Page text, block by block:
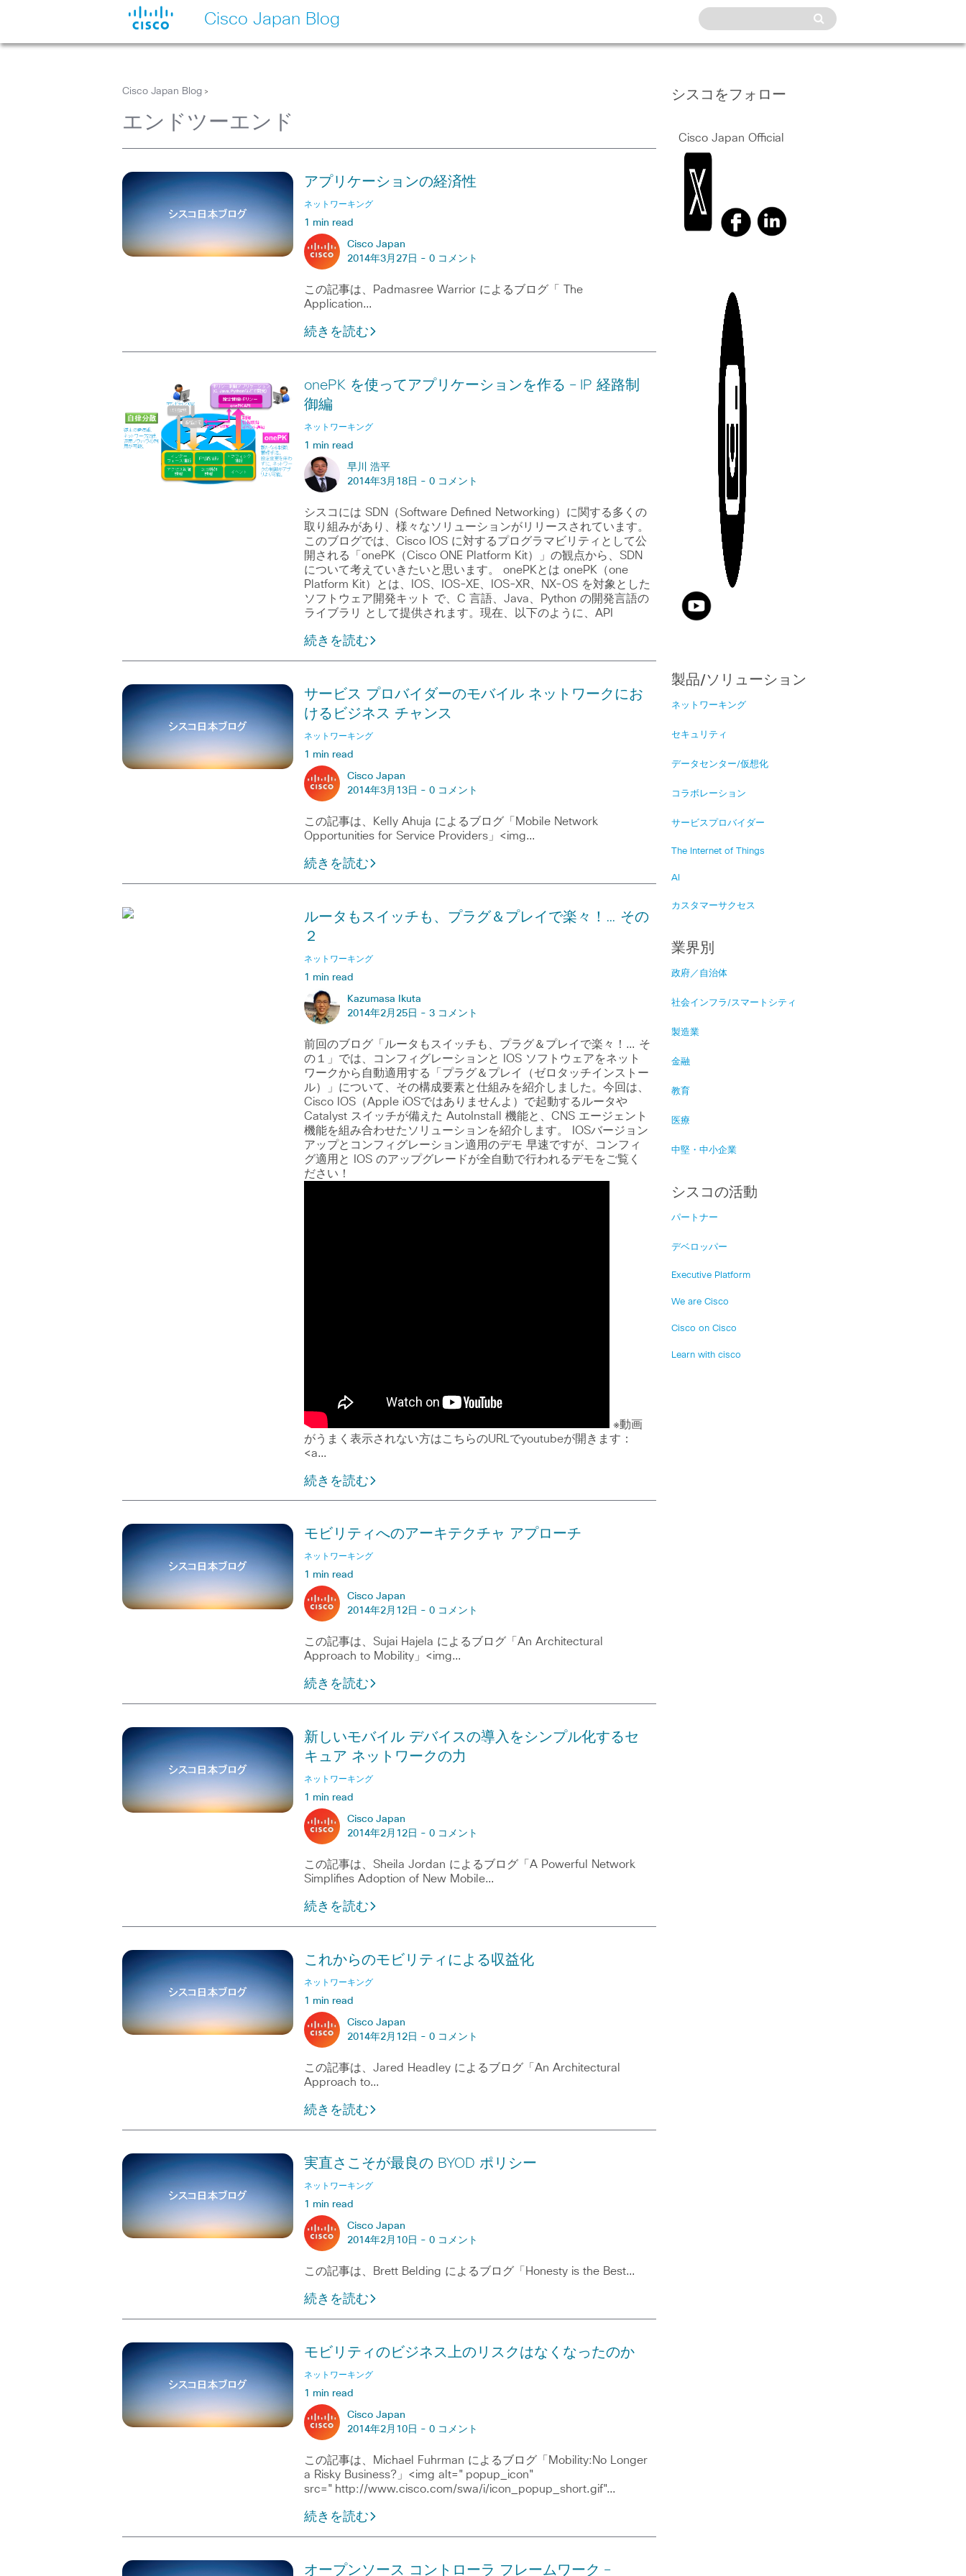
Cisco Japan Blog
Cisco Japan Blog >
エンドツーエンド
アプリケーションの経済性
ネットワーキング
1 min read
Cisco Japan
2014年3月27日 - 0 コメント
この記事は、Padmasree Warrior によるブログ「 The
Application…
続きを読む
onePK を使ってアプリケーションを作る – IP 経路制
御編
ネットワーキング
1 min read
早川 浩平
2014年3月18日 - 0 コメント
シスコには SDN（Software Defined Networking）に関する多くの
取り組みがあり、様々なソリューションがリリースされています。
このブログでは、Cisco IOS に対するプログラマビリティとして公
開される「onePK（Cisco ONE Platform Kit）」の観点から、SDN
について考えていきたいと思います。 onePKとは onePK（one
Platform Kit）とは、IOS、IOS-XE、IOS-XR、NX-OS を対象とした
ソフトウェア開発キット で、C 言語、Java、Python の開発言語の
ライブラリ として提供されます。現在、以下のように、API
続きを読む
サービス プロバイダーのモバイル ネットワークにお
けるビジネス チャンス
ネットワーキング
1 min read
Cisco Japan
2014年3月13日 - 0 コメント
この記事は、Kelly Ahuja によるブログ「Mobile Network
Opportunities for Service Providers」<img…
続きを読む
ルータもスイッチも、プラグ＆プレイで楽々！… その
２
ネットワーキング
1 min read
Kazumasa Ikuta
2014年2月25日 - 3 コメント
前回のブログ「ルータもスイッチも、プラグ＆プレイで楽々！… そ
の１」では、コンフィグレーションと IOS ソフトウェアをネット
ワークから自動適用する「プラグ＆プレイ（ゼロタッチインストー
ル）」について、その構成要素と仕組みを紹介しました。今回は、
Cisco IOS（Apple iOSではありませんよ）で起動するルータや
Catalyst スイッチが備えた AutoInstall 機能と、CNS エージェント
機能を組み合わせたソリューションを紹介します。 IOSバージョン
アップとコンフィグレーション適用のデモ 早速ですが、コンフィ
グ適用と IOS のアップグレードが全自動で行われるデモをご覧く
ださい！
※動画
がうまく表示されない方はこちらのURLでyoutubeが開きます：
<a…
続きを読む
モビリティへのアーキテクチャ アプローチ
ネットワーキング
1 min read
Cisco Japan
2014年2月12日 - 0 コメント
この記事は、Sujai Hajela によるブログ「An Architectural
Approach to Mobility」<img…
続きを読む
新しいモバイル デバイスの導入をシンプル化するセ
キュア ネットワークの力
ネットワーキング
1 min read
Cisco Japan
2014年2月12日 - 0 コメント
この記事は、Sheila Jordan によるブログ「A Powerful Network
Simplifies Adoption of New Mobile…
続きを読む
これからのモビリティによる収益化
ネットワーキング
1 min read
Cisco Japan
2014年2月12日 - 0 コメント
この記事は、Jared Headley によるブログ「An Architectural
Approach to…
続きを読む
実直さこそが最良の BYOD ポリシー
ネットワーキング
1 min read
Cisco Japan
2014年2月10日 - 0 コメント
この記事は、Brett Belding によるブログ「Honesty is the Best…
続きを読む
モビリティのビジネス上のリスクはなくなったのか
ネットワーキング
1 min read
Cisco Japan
2014年2月10日 - 0 コメント
この記事は、Michael Fuhrman によるブログ「Mobility:No Longer
a Risky Business?」<img alt="popup_icon"
src="http://www.cisco.com/swa/i/icon_popup_short.gif"…
続きを読む
オープンソース コントローラ フレームワーク ―
シスコをフォロー
Cisco Japan Official
製品/ソリューション
ネットワーキング
セキュリティ
データセンター/仮想化
コラボレーション
サービスプロバイダー
The Internet of Things
AI
カスタマーサクセス
業界別
政府／自治体
社会インフラ/スマートシティ
製造業
金融
教育
医療
中堅・中小企業
シスコの活動
パートナー
デベロッパー
Executive Platform
We are Cisco
Cisco on Cisco
Learn with cisco